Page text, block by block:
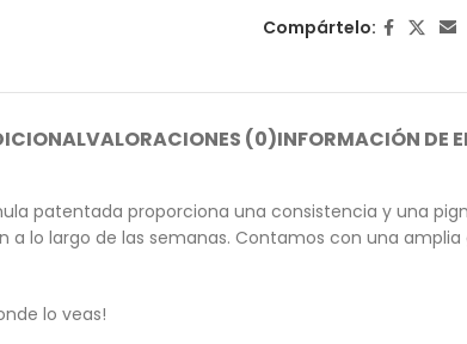
Compártelo:
VALORACIONES (0)INFORMACIÓN DE
patentada proporciona una consistencia y una
lo largo de las semanas. Contamos con una amplia
lo veas!